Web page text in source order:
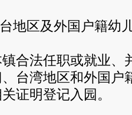
区及外国户籍幼
法任职或就业、
台湾地区和外国户
证明登记入园。